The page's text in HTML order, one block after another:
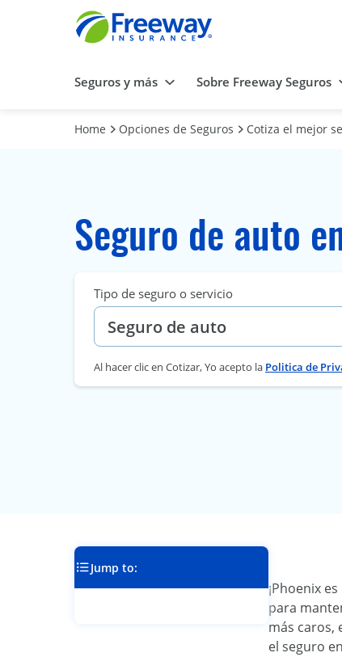
Seguros y más Sobre Freeway Seguros
Home Opciones de Seguros Cotiza el mejor
Seguro de auto
Tipo de seguro o servicio
Al hacer clic en Cotizar, Yo acepto la Politica de
Jump to:
¡Phoenix
para
más caros,
el seguro